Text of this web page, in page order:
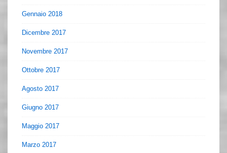
Gennaio 2018
Dicembre 2017
Novembre 2017
Ottobre 2017
Agosto 2017
Giugno 2017
Maggio 2017
Marzo 2017